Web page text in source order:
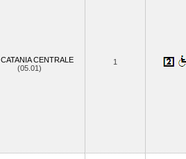
CATANIA CENTRALE
(05.01)
1